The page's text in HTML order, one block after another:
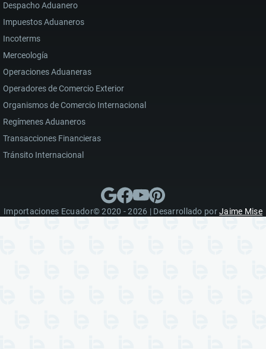
Despacho Aduanero
Impuestos Aduaneros
Incoterms
Merceología
Operaciones Aduaneras
Operadores de Comercio Exterior
Organismos de Comercio Internacional
Regímenes Aduaneros
Transacciones Financieras
Tránsito Internacional
Importaciones Ecuador© 2020 - 2026 | Desarrollado porJaime Mise